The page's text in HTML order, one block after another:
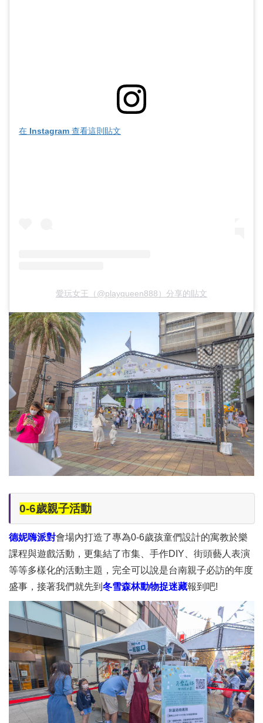
在 Instagram 查看這則貼文
愛玩女王（@playqueen888）分享的貼文
0-6歲親子活動
德妮嗨派對會場內打造了專為0-6歲孩童們設計的寓教於樂
課程與遊戲活動，更集結了市集、手作DIY、街頭藝人表演
等等多樣化的活動主題，完全可以說是台南親子必訪的年度
盛事，接著我們就先到 冬雪森林動物捉迷藏報到吧!